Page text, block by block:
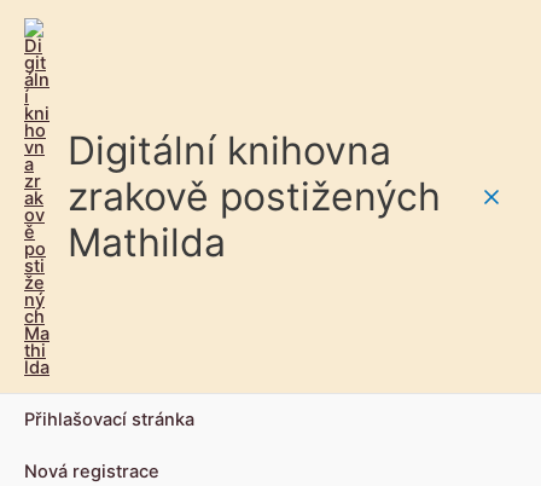
Digitální knihovna
zrakově postižených
Mathilda
Přihlašovací stránka
Nová registrace